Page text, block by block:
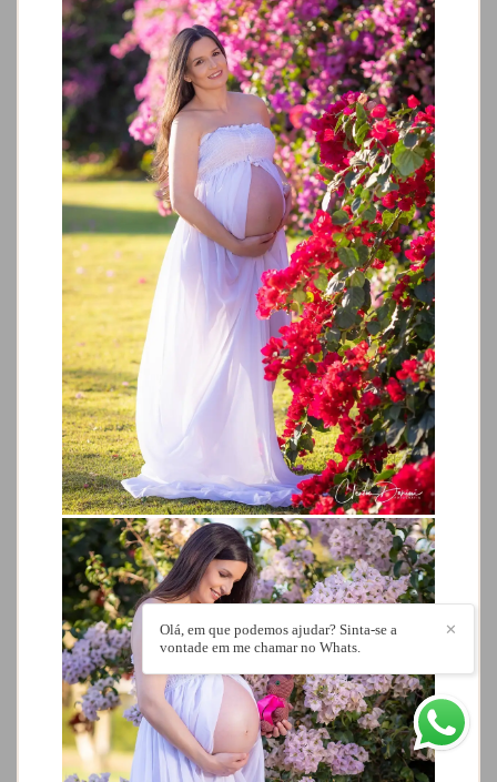
✕
Olá, em que podemos ajudar? Sinta-se a
vontade em me chamar no Whats.